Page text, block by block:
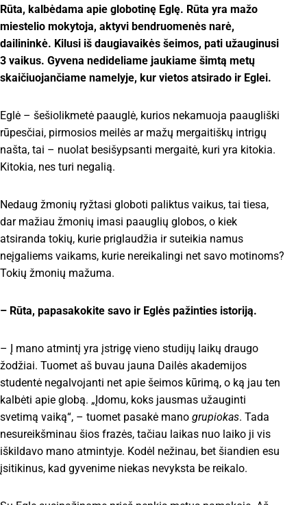
Rūta, kalbėdama apie globotinę Eglę. Rūta yra mažo
miestelio mokytoja, aktyvi bendruomenės narė,
dailininkė. Kilusi iš daugiavaikės šeimos, pati užauginusi
3 vaikus. Gyvena nedideliame jaukiame šimtą metų
skaičiuojančiame namelyje, kur vietos atsirado ir Eglei.
Eglė – šešiolikmetė paauglė, kurios nekamuoja paaugliški
rūpesčiai, pirmosios meilės ar mažų mergaitiškų intrigų
našta, tai – nuolat besišypsanti mergaitė, kuri yra kitokia.
Kitokia, nes turi negalią.
Nedaug žmonių ryžtasi globoti paliktus vaikus, tai tiesa,
dar mažiau žmonių imasi paauglių globos, o kiek
atsiranda tokių, kurie priglaudžia ir suteikia namus
neįgaliems vaikams, kurie nereikalingi net savo motinoms?
Tokių žmonių mažuma.
– Rūta, papasakokite savo ir Eglės pažinties istoriją.
– Į mano atmintį yra įstrigę vieno studijų laikų draugo
žodžiai. Tuomet aš buvau jauna Dailės akademijos
studentė negalvojanti net apie šeimos kūrimą, o ką jau ten
kalbėti apie globą. „Įdomu, koks jausmas užauginti
svetimą vaiką“, – tuomet pasakė mano grupiokas. Tada
nesureikšminau šios frazės, tačiau laikas nuo laiko ji vis
iškildavo mano atmintyje. Kodėl nežinau, bet šiandien esu
įsitikinus, kad gyvenime niekas nevyksta be reikalo.